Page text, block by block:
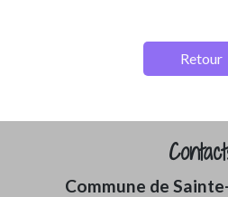
Retour
Commune de